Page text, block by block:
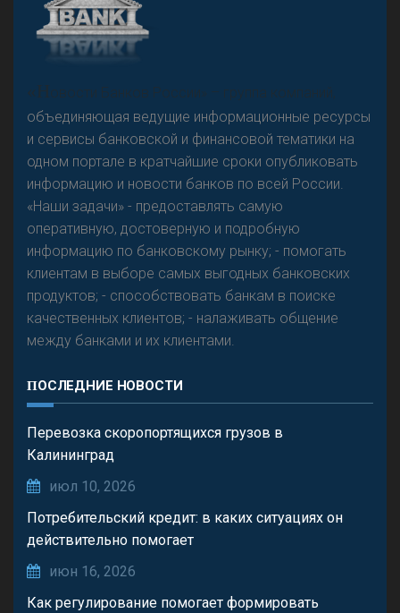
Резкого разворота на рынке автокредитов не
предвидится - «Интервью»
«Н
овости Банков России» – группа компаний,
объединяющая ведущие информационные ресурсы
и сервисы банковской и финансовой тематики на
одном портале в кратчайшие сроки опубликовать
информацию и новости банков по всей России.
«Наши задачи» - предоставлять самую
оперативную, достоверную и подробную
информацию по банковскому рынку; - помогать
клиентам в выборе самых выгодных банковских
продуктов; - способствовать банкам в поиске
качественных клиентов; - налаживать общение
между банками и их клиентами.
ПОСЛЕДНИЕ НОВОСТИ
Перевозка скоропортящихся грузов в
Калининград
июл 10, 2026
Потребительский кредит: в каких ситуациях он
действительно помогает
июн 16, 2026
Как регулирование помогает формировать